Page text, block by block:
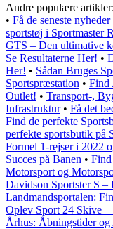
Andre populære artikler:
• Få de seneste
sportstøj i Sportmaster
GTS – Den ultimative
Se Resultaterne Her! •
Her! • Sådan Bruges
Sportspræstation • Find
Outlet! • Transport-,
Infrastruktur• Få det
Find de perfekte
perfekte sportsbutik på
Formel 1-rejser i 2022
Succes på Banen • Find
Motorsport og
Davidson Sportster S
Landmandsportalen:
Oplev Sport 24 Skive
Århus: Åbningstider og